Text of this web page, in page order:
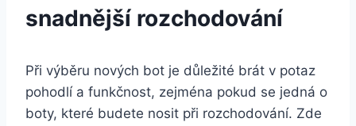
snadnější rozchodování
Při výběru nových bot je ⁣důležité brát v potaz
pohodlí a ⁢funkčnost, zejména pokud se jedná o
⁤boty, které budete nosit při ‍rozchodování. Zde ​